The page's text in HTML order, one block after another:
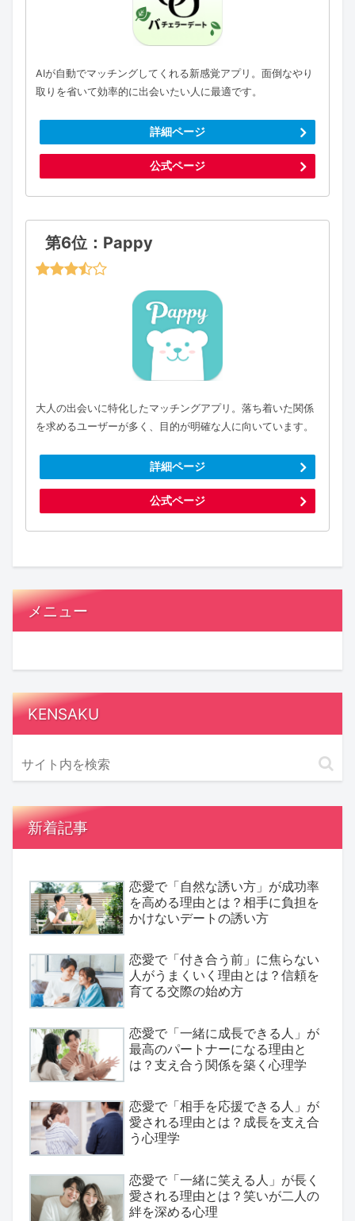
AIが自動でマッチングしてくれる新感覚アプリ。面倒なやり
取りを省いて効率的に出会いたい人に最適です。
詳細ページ
公式ページ
第6位：Pappy
大人の出会いに特化したマッチングアプリ。落ち着いた関係
を求めるユーザーが多く、目的が明確な人に向いています。
詳細ページ
公式ページ
メニュー
KENSAKU
新着記事
恋愛で「自然な誘い方」が成功率
を高める理由とは？相手に負担を
かけないデートの誘い方
恋愛で「付き合う前」に焦らない
人がうまくいく理由とは？信頼を
育てる交際の始め方
恋愛で「一緒に成長できる人」が
最高のパートナーになる理由と
は？支え合う関係を築く心理学
恋愛で「相手を応援できる人」が
愛される理由とは？成長を支え合
う心理学
恋愛で「一緒に笑える人」が長く
愛される理由とは？笑いが二人の
絆を深める心理